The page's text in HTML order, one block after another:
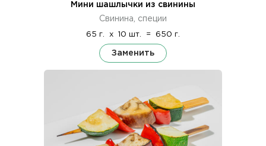
Мини шашлычки из свинины
Свинина, специи
65 г. x 10 шт. = 650 г.
Заменить